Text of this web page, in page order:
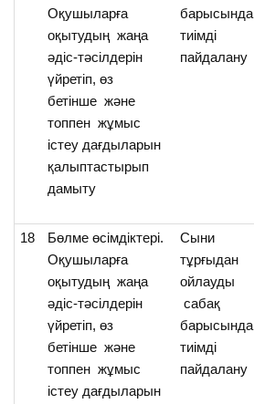
Оқушыларға
оқытудың жаңа
әдіс-тәсілдерін
үйретіп, өз
бетінше және
топпен жұмыс
істеу дағдыларын
қалыптастырып
дамыту
барысында
тиімді
пайдалану
18
Бөлме өсімдіктері.
Оқушыларға
оқытудың жаңа
әдіс-тәсілдерін
үйретіп, өз
бетінше және
топпен жұмыс
істеу дағдыларын
Cыни
тұрғыдан
ойлауды
сабақ
барысында
тиімді
пайдалану